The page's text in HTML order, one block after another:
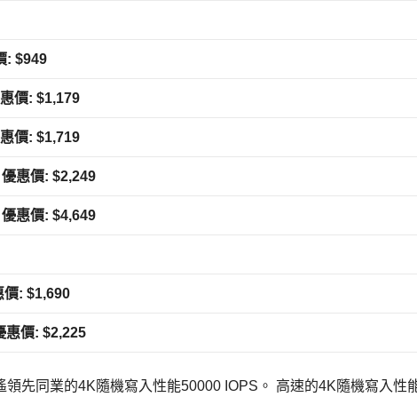
: $949
價: $1,179
價: $1,719
優惠價: $2,249
優惠價: $4,649
價: $1,690
惠價: $2,225
先同業的4K隨機寫入性能50000 IOPS。 高速的4K隨機寫入性